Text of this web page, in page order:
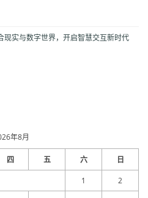
实与数字世界，开启智慧交互新时代
年8月
四 五 六 日
1 2